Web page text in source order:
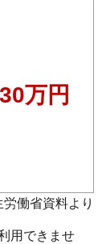
30万円
労働省資料より
用できませ